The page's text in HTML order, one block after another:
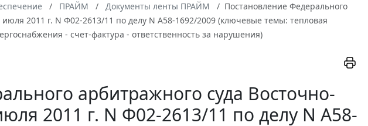
ПРАЙМ Документы ленты ПРАЙМ
Постановление Федерального
2011 г. N Ф02-2613/11 по делу N А58-1692/2009 (ключевые темы: тепловая
- счет-фактура - ответственность за нарушения)
арбитражного суда Восточно-
2011 г. N Ф02-2613/11 по делу N А58-